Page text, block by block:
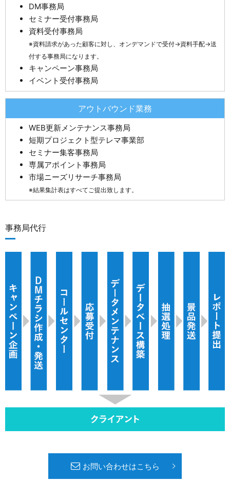
DM事務局
セミナー受付事務局
資料受付事務局
※資料請求があった顧客に対し、オンデマンドで受付→資料手配→送
付する事務局になります。
キャンペーン事務局
イベント受付事務局
アウトバウンド業務
WEB更新メンテナンス事務局
短期プロジェクト型テレマ事業部
セミナー集客事務局
専属アポイント事務局
市場ニーズリサーチ事務局
※結果集計表はすべてご提出致します。
事務局代行
お問い合わせはこちら